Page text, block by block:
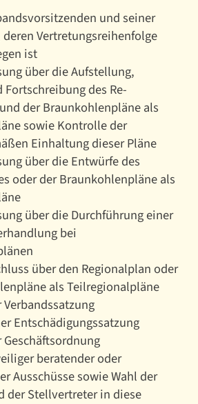
und seiner
Vertretungsreihenfolge
ist
über die Aufstellung,
Fortschreibung des Re­
der Braunkohlenpläne als
sowie Kontrolle der
Einhaltung dieser Pläne
über die Entwürfe des
oder der Braunkohlenpläne als
über die Durchführung einer
bei
über den Regionalplan oder
als Teilregionalpläne
Entschädigungssatzung
Geschäftsordnung
beratender oder
Ausschüsse sowie Wahl der
der Stellvertreter in diese